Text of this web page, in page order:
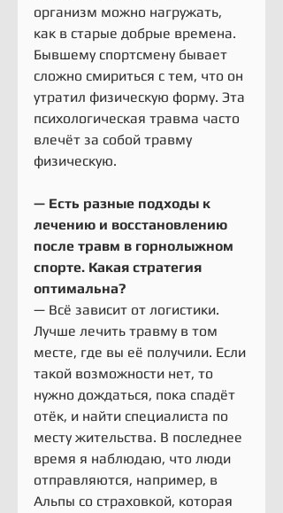
организм можно нагружать,
как в старые добрые времена.
Бывшему спортсмену бывает
сложно смириться с тем, что он
утратил физическую форму. Эта
психологическая травма часто
влечёт за собой травму
физическую.
— Есть разные подходы к
лечению и восстановлению
после травм в горнолыжном
спорте. Какая стратегия
оптимальна?
— Всё зависит от логистики.
Лучше лечить травму в том
месте, где вы её получили. Если
такой возможности нет, то
нужно дождаться, пока спадёт
отёк, и найти специалиста по
месту жительства. В последнее
время я наблюдаю, что люди
отправляются, например, в
Альпы со страховкой, которая